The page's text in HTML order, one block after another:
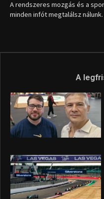
A rendszeres mozgás és a
minden infót megtalálsz nálunk.
A